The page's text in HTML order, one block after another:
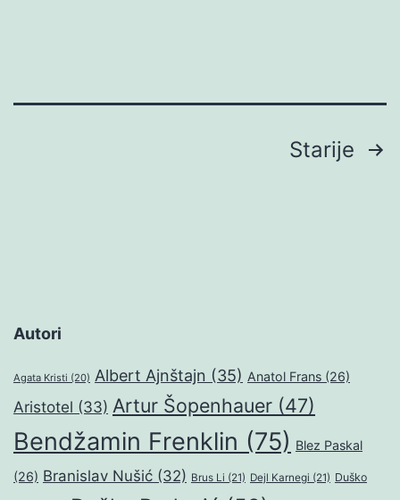
Starije
Autori
Agata Kristi (20) Albert Ajnštajn (35) Anatol Frans (26)
Aristotel (33) Artur Šopenhauer (47)
Bendžamin Frenklin (75) Blez Paskal
(26) Branislav Nušić (32) Brus Li (21) Dejl Karnegi (21) Duško